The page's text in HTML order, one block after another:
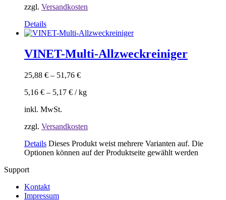
zzgl. Versandkosten
Details
VINET-Multi-Allzweckreiniger
25,88 € – 51,76 €
5,16 € – 5,17 € /kg
inkl. MwSt.
zzgl. Versandkosten
Details Dieses Produkt weist mehrere Varianten auf. Die
Optionen können auf der Produktseite gewählt werden
Support
Kontakt
Impressum